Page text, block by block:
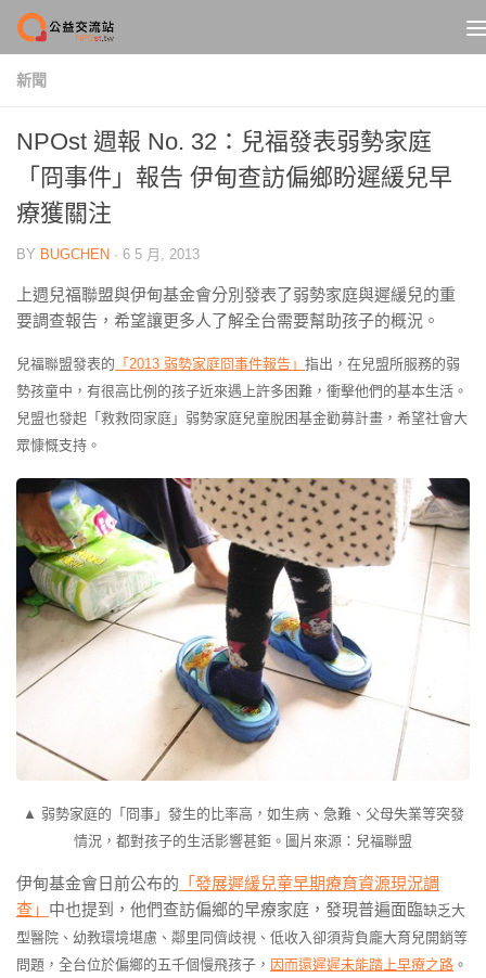
Skip to content
新聞
NPOst 週報 No. 32：兒福發表弱勢家庭
「冏事件」報告 伊甸查訪偏鄉盼遲緩兒早
療獲關注
BY BUGCHEN · 6 5 月, 2013
上週兒福聯盟與伊甸基金會分別發表了弱勢家庭與遲緩兒的重
要調查報告，希望讓更多人了解全台需要幫助孩子的概況。
兒福聯盟發表的 「2013 弱勢家庭冏事件報告」 指出，在兒盟所服務的弱
勢孩童中，有很高比例的孩子近來遇上許多困難，衝擊他們的基本生活。
兒盟也發起「救救冏家庭」弱勢家庭兒童脫困基金勸募計畫，希望社會大
眾慷慨支持。
▲ 弱勢家庭的「冏事」發生的比率高，如生病、急難、父母失業等突發
情況，都對孩子的生活影響甚鉅。圖片來源：兒福聯盟
伊甸基金會日前公布的 「發展遲緩兒童早期療育資源現況調
查」 中也提到，他們查訪偏鄉的早療家庭，發現普遍面臨缺乏大
型醫院、幼教環境堪慮、鄰里同儕歧視、低收入卻須背負龐大育兒開銷等
問題，全台位於偏鄉的五千個慢飛孩子， 因而還遲遲未能踏上早療之路 。